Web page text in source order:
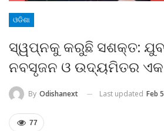
ଓଡିଶା
ସ୍ୱପ୍ନକୁ କରୁଛି ସଶକ୍ତ:
ନବସୃଜନ ଓ ଉଦ୍ୟମିତର ଏକ
By Odishanext Last updated Feb
77